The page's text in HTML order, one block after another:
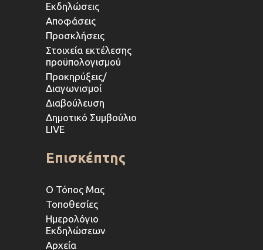
Εκδηλώσεις
Αποφάσεις
Προσκλήσεις
Στοιχεία εκτέλεσης
προϋπολογισμού
Προκηρύξεις/
Διαγωνισμοί
Διαβούλευση
Δημοτικό Συμβούλιο
LIVE
Επισκέπτης
Ο Τόπος Μας
Τοποθεσίες
Ημερολόγιο
Εκδηλώσεων
Αρχεία